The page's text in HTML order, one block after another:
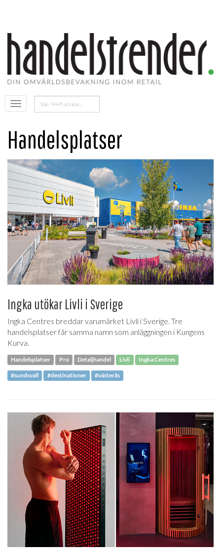
Öppna
menyn
Sök
efter:
Handelsplatser
Ingka utökar Livli i Sverige
Ingka Centres breddar varumärket Livli i Sverige. Tre
handelsplatser får samma namn som anläggningen i Kungens
Kurva.
Handelsplatser Pro Detaljhandel Livli Ingka Centres
#sundsvall #destinationer #västerås